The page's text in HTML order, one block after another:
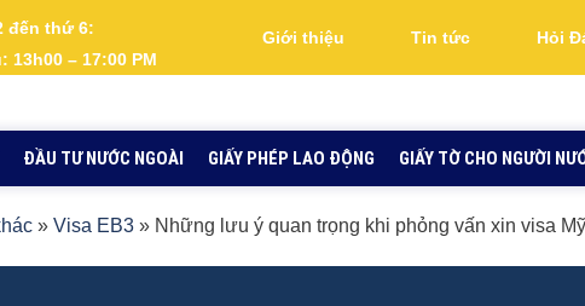
đến thứ 6:
13h00 – 17:00 PM
Giới thiệu Tin tức Hỏi
ĐẦU TƯ NƯỚC NGOÀI GIẤY PHÉP LAO ĐỘNG GIẤY TỜ CHO NGƯỜI
» Visa EB3 » Những lưu ý quan trọng khi phỏng vấn xin visa Mỹ